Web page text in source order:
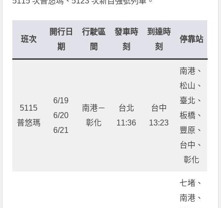
班次
開行日
期
行駛區
間
發車時
刻
到達時
刻
停靠站
5115
普悠瑪
6/19
6/20
6/21
南港－
彰化
台北
11:36
台中
13:23
南港、
松山、
臺北、
板橋、
豐原、
台中、
彰化
七堵、
南港、